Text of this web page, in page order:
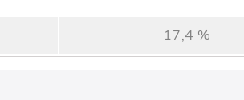
17,4 %